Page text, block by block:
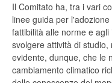
Il Comitato ha, tra i vari
linee guida per
fattibilità alle norme e
svolgere attività di
evidente, dunque, che le
cambiamento climatico